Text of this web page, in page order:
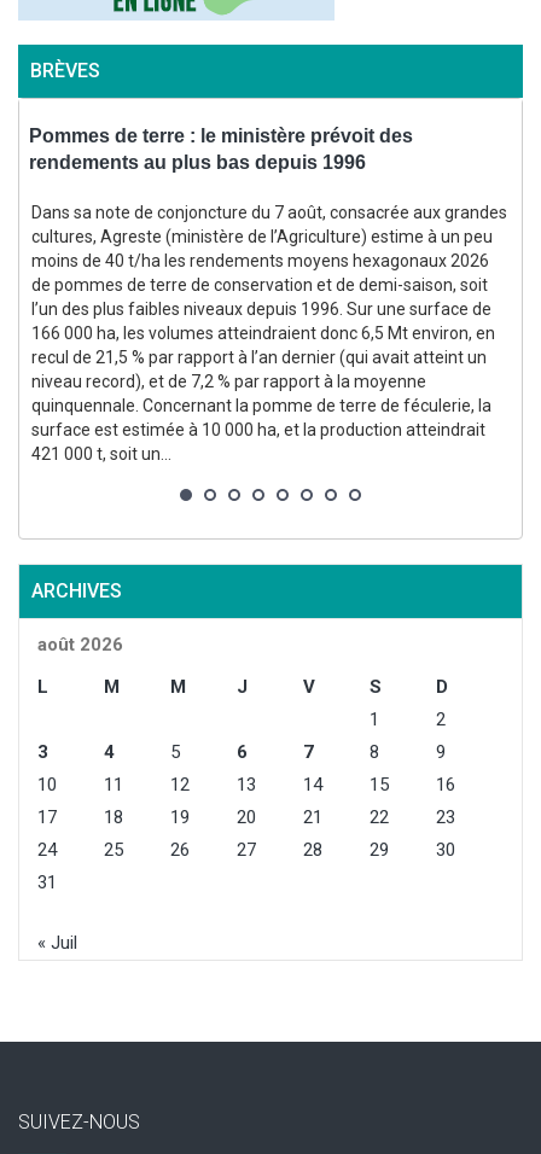
BRÈVES
Pommes de terre : le ministère prévoit des
rendements au plus bas depuis 1996
Dans sa note de conjoncture du 7 août, consacrée aux grandes
cultures, Agreste (ministère de l’Agriculture) estime à un peu
moins de 40 t/ha les rendements moyens hexagonaux 2026
de pommes de terre de conservation et de demi-saison, soit
l’un des plus faibles niveaux depuis 1996. Sur une surface de
166 000 ha, les volumes atteindraient donc 6,5 Mt environ, en
recul de 21,5 % par rapport à l’an dernier (qui avait atteint un
niveau record), et de 7,2 % par rapport à la moyenne
quinquennale. Concernant la pomme de terre de féculerie, la
surface est estimée à 10 000 ha, et la production atteindrait
421 000 t, soit un...
ARCHIVES
août 2026
L
M M J V S
D
1
2
3
4 5 6 7 8
9
10
11 12 13 14 15
16
17
18 19 20 21 22
23
24
25 26 27 28 29
30
31
« Juil
SUIVEZ-NOUS